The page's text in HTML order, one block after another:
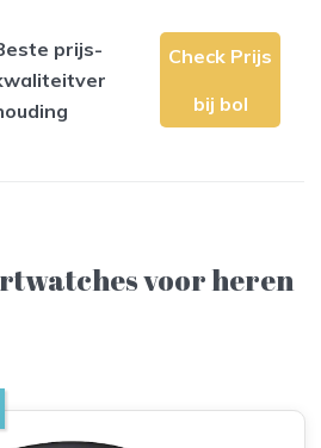
prijs-
Check Prijs
bij bol
voor heren